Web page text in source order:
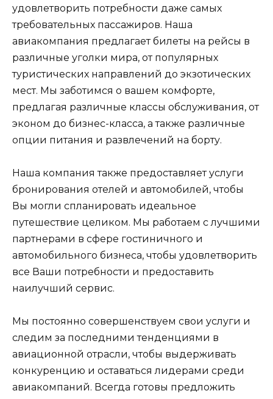
удовлетворить потребности даже самых
требовательных пассажиров. Наша
авиакомпания предлагает билеты на рейсы в
различные уголки мира, от популярных
туристических направлений до экзотических
мест. Мы заботимся о вашем комфорте,
предлагая различные классы обслуживания, от
эконом до бизнес-класса, а также различные
опции питания и развлечений на борту.
Наша компания также предоставляет услуги
бронирования отелей и автомобилей, чтобы
Вы могли спланировать идеальное
путешествие целиком. Мы работаем с лучшими
партнерами в сфере гостиничного и
автомобильного бизнеса, чтобы удовлетворить
все Ваши потребности и предоставить
наилучший сервис.
Мы постоянно совершенствуем свои услуги и
следим за последними тенденциями в
авиационной отрасли, чтобы выдерживать
конкуренцию и оставаться лидерами среди
авиакомпаний. Всегда готовы предложить